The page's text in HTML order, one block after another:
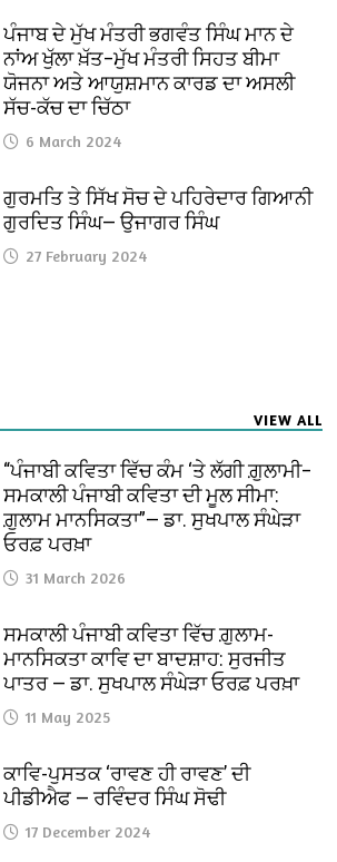
ਪੰਜਾਬ ਦੇ ਮੁੱਖ ਮੰਤਰੀ ਭਗਵੰਤ ਸਿੰਘ ਮਾਨ ਦੇ
ਨਾਂਅ ਖੁੱਲਾ ਖ਼ੱਤ–ਮੁੱਖ ਮੰਤਰੀ ਸਿਹਤ ਬੀਮਾ
ਯੋਜਨਾ ਅਤੇ ਆਯੁਸ਼ਮਾਨ ਕਾਰਡ ਦਾ ਅਸਲੀ
ਸੱਚ-ਕੱਚ ਦਾ ਚਿੱਠਾ
6 March 2024
ਗੁਰਮਤਿ ਤੇ ਸਿੱਖ ਸੋਚ ਦੇ ਪਹਿਰੇਦਾਰ ਗਿਆਨੀ
ਗੁਰਦਿਤ ਸਿੰਘ— ਉਜਾਗਰ ਸਿੰਘ
27 February 2024
VIEW ALL
“ਪੰਜਾਬੀ ਕਵਿਤਾ ਵਿੱਚ ਕੰਮ ‘ਤੇ ਲੱਗੀ ਗ਼ੁਲਾਮੀ–
ਸਮਕਾਲੀ ਪੰਜਾਬੀ ਕਵਿਤਾ ਦੀ ਮੂਲ ਸੀਮਾ:
ਗ਼ੁਲਾਮ ਮਾਨਸਿਕਤਾ”— ਡਾ. ਸੁਖਪਾਲ ਸੰਘੇੜਾ
ਓਰਫ਼ ਪਰਖ਼ਾ
31 March 2026
ਸਮਕਾਲੀ ਪੰਜਾਬੀ ਕਵਿਤਾ ਵਿੱਚ ਗ਼ੁਲਾਮ-
ਮਾਨਸਿਕਤਾ ਕਾਵਿ ਦਾ ਬਾਦਸ਼ਾਹ: ਸੁਰਜੀਤ
ਪਾਤਰ — ਡਾ. ਸੁਖਪਾਲ ਸੰਘੇੜਾ ਓਰਫ਼ ਪਰਖ਼ਾ
11 May 2025
ਕਾਵਿ-ਪੁਸਤਕ ‘ਰਾਵਣ ਹੀ ਰਾਵਣ’ ਦੀ
ਪੀਡੀਐਫ — ਰਵਿੰਦਰ ਸਿੰਘ ਸੋਢੀ
17 December 2024